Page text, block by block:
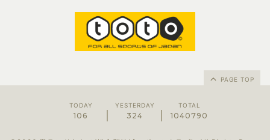
PAGE TOP
TODAY
106
YESTERDAY
324
TOTAL
1040790